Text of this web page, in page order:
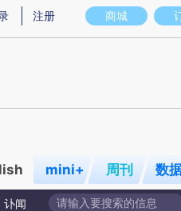
存在偏差。不代表财新观点和立场。
商城
注册
mini+ 周刊 数
讣闻